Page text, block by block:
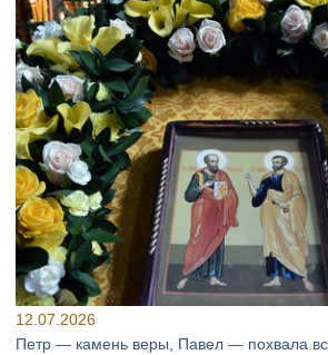
12.07.2026
Петр — камень веры, Павел — похвала